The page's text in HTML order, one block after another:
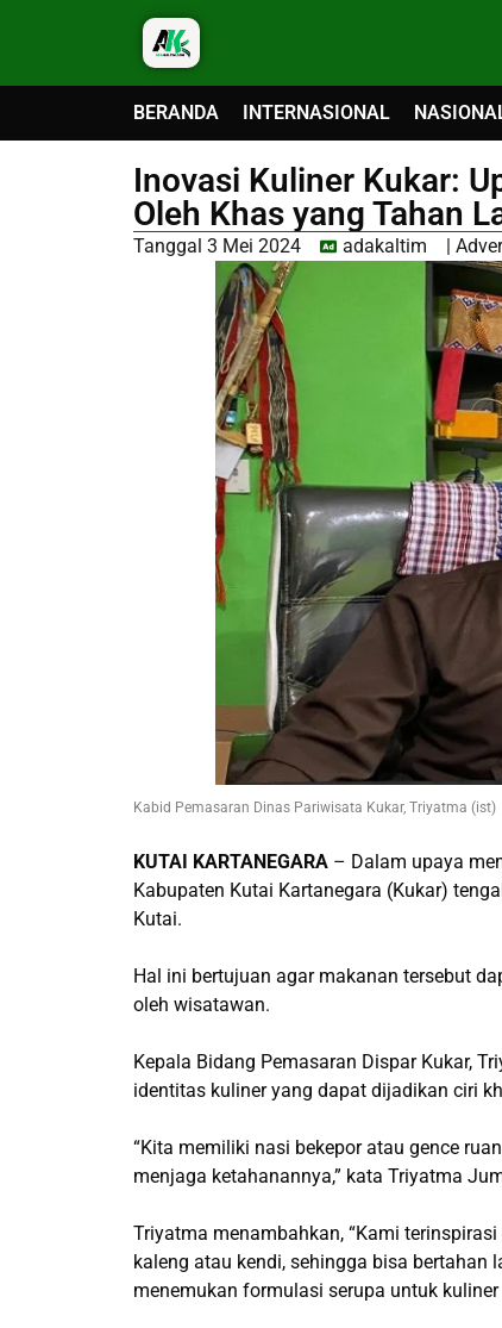
BERANDA INTERNASIONAL
Inovasi Kuliner Kukar:
Oleh Khas yang Tahan
Tanggal 3 Mei 2024 adakaltim |
Kabid Pemasaran Dinas Pariwisata Kukar, Triyatma (ist)
KUTAI KARTANEGARA – Dalam upaya
Kabupaten Kutai Kartanegara (Kukar)
Kutai.
Hal ini bertujuan agar makanan tersebut
oleh wisatawan.
Kepala Bidang Pemasaran Dispar Kukar,
identitas kuliner yang dapat dijadikan ciri
“Kita memiliki nasi bekepor atau gence
menjaga ketahanannya,” kata Triyatma
Triyatma menambahkan, “Kami
kaleng atau kendi, sehingga bisa bertahan
menemukan formulasi serupa untuk kuliner